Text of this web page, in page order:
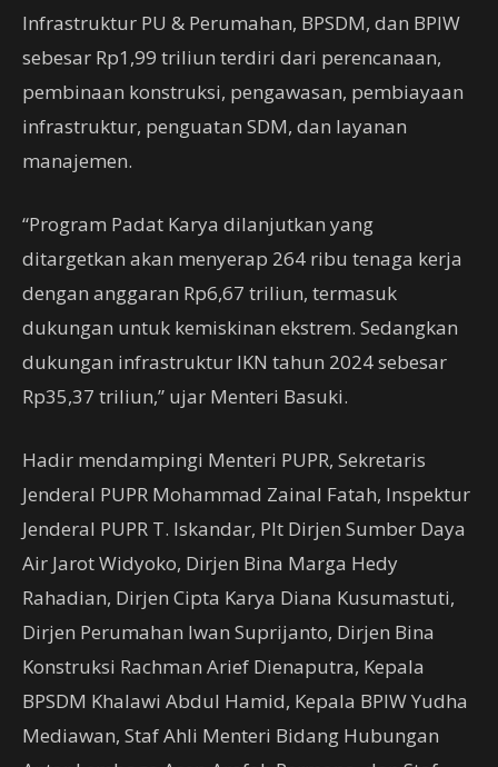
Infrastruktur PU & Perumahan, BPSDM, dan BPIW
sebesar Rp1,99 triliun terdiri dari perencanaan,
pembinaan konstruksi, pengawasan, pembiayaan
infrastruktur, penguatan SDM, dan layanan
manajemen.
“Program Padat Karya dilanjutkan yang
ditargetkan akan menyerap 264 ribu tenaga kerja
dengan anggaran Rp6,67 triliun, termasuk
dukungan untuk kemiskinan ekstrem. Sedangkan
dukungan infrastruktur IKN tahun 2024 sebesar
Rp35,37 triliun,” ujar Menteri Basuki.
Hadir mendampingi Menteri PUPR, Sekretaris
Jenderal PUPR Mohammad Zainal Fatah, Inspektur
Jenderal PUPR T. Iskandar, Plt Dirjen Sumber Daya
Air Jarot Widyoko, Dirjen Bina Marga Hedy
Rahadian, Dirjen Cipta Karya Diana Kusumastuti,
Dirjen Perumahan Iwan Suprijanto, Dirjen Bina
Konstruksi Rachman Arief Dienaputra, Kepala
BPSDM Khalawi Abdul Hamid, Kepala BPIW Yudha
Mediawan, Staf Ahli Menteri Bidang Hubungan